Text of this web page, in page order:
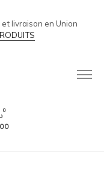
livraison en Union
0